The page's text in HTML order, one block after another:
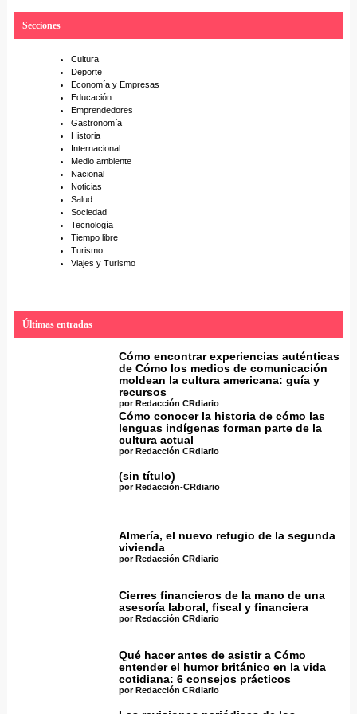
Secciones
Cultura
Deporte
Economía y Empresas
Educación
Emprendedores
Gastronomía
Historia
Internacional
Medio ambiente
Nacional
Noticias
Salud
Sociedad
Tecnología
Tiempo libre
Turismo
Viajes y Turismo
Últimas entradas
Cómo encontrar experiencias auténticas
de Cómo los medios de comunicación
moldean la cultura americana: guía y
recursos
por Redacción CRdiario
Cómo conocer la historia de cómo las
lenguas indígenas forman parte de la
cultura actual
por Redacción CRdiario
(sin título)
por Redacción-CRdiario
Almería, el nuevo refugio de la segunda
vivienda
por Redacción CRdiario
Cierres financieros de la mano de una
asesoría laboral, fiscal y financiera
por Redacción CRdiario
Qué hacer antes de asistir a Cómo
entender el humor británico en la vida
cotidiana: 6 consejos prácticos
por Redacción CRdiario